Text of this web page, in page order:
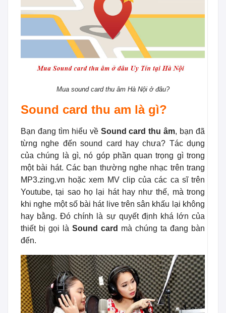
Mua sound card thu âm Hà Nội ở đâu?
Sound card thu am là gì?
Bạn đang tìm hiểu về Sound card thu âm, bạn đã
từng nghe đến sound card hay chưa? Tác dụng
của chúng là gì, nó góp phần quan trọng gì trong
một bài hát. Các bạn thường nghe nhạc trên trang
MP3.zing.vn hoặc xem MV clip của các ca sĩ trên
Youtube, tại sao họ lại hát hay như thế, mà trong
khi nghe một số bài hát live trên sân khấu lại không
hay bằng. Đó chính là sự quyết định khá lớn của
thiết bị gọi là Sound card mà chúng ta đang bàn
đến.